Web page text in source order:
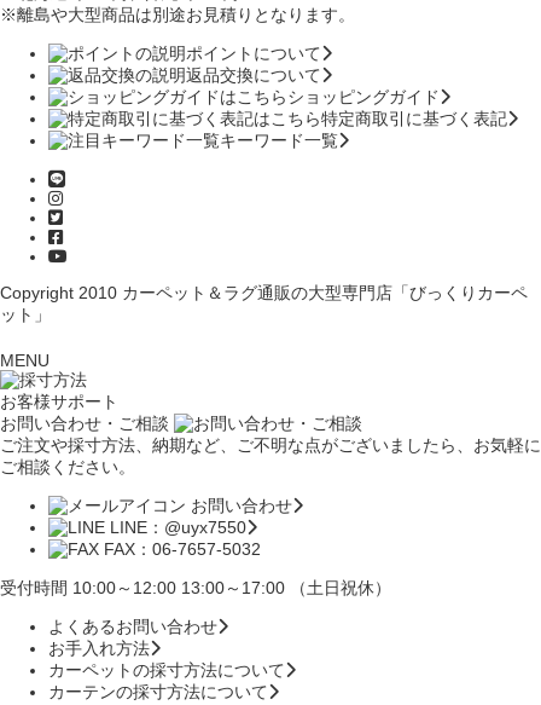
※離島や大型商品は別途お見積りとなります。
ポイントについて
返品交換について
ショッピングガイド
特定商取引に基づく表記
キーワード一覧
Copyright 2010 カーペット＆ラグ通販の大型専門店「びっくりカーペ
ット」
MENU
お客様サポート
お問い合わせ・ご相談
ご注文や採寸方法、納期など、ご不明な点がございましたら、お気軽に
ご相談ください。
お問い合わせ
LINE：@uyx7550
FAX：06-7657-5032
受付時間 10:00～12:00 13:00～17:00 （土日祝休）
よくあるお問い合わせ
お手入れ方法
カーペットの採寸方法について
カーテンの採寸方法について